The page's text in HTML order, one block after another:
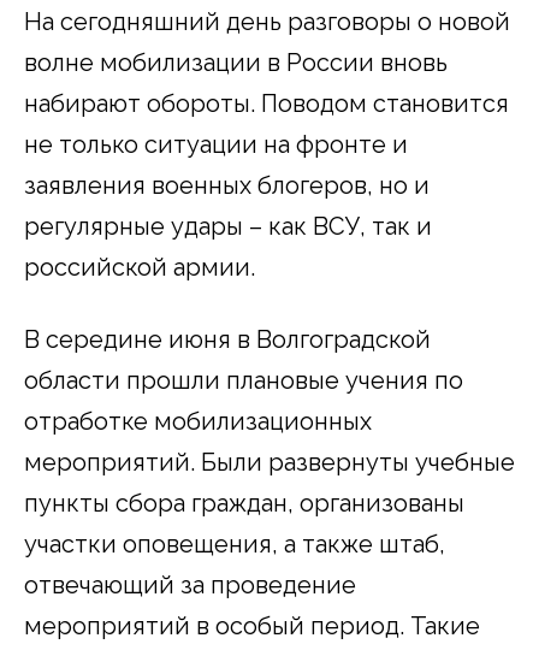
На сегодняшний день разговоры о новой
волне мобилизации в России вновь
набирают обороты. Поводом становится
не только ситуации на фронте и
заявления военных блогеров, но и
регулярные удары – как ВСУ, так и
российской армии.
В середине июня в Волгоградской
области прошли плановые учения по
отработке мобилизационных
мероприятий. Были развернуты учебные
пункты сбора граждан, организованы
участки оповещения, а также штаб,
отвечающий за проведение
мероприятий в особый период. Такие